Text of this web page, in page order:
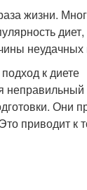
жизни.
неудачных
к диете
Они
приводит к